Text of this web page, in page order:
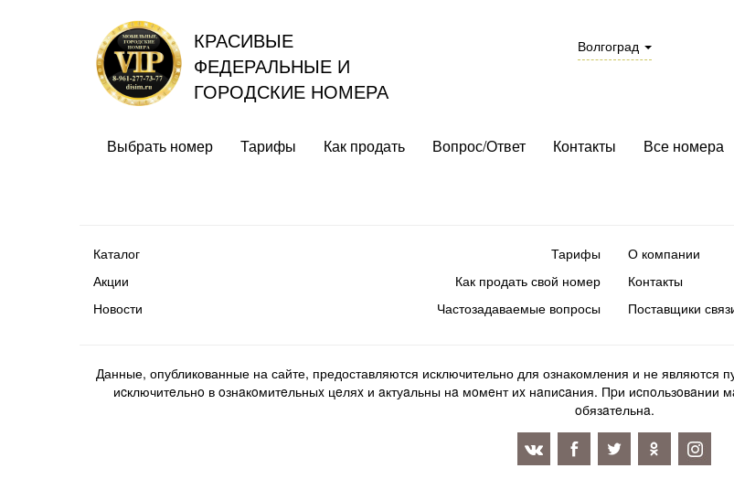
КРАСИВЫЕ
ФЕДЕРАЛЬНЫЕ И
ГОРОДСКИЕ НОМЕРА
Волгоград
Выбрать номер Тарифы Как продать Вопрос/Ответ Контакты Все номера
Каталог
Акции
Новости
Тарифы
Как продать свой номер
Частозадаваемые вопросы
О компании
Контакты
Поставщики
Данные, опубликованные на сайте, предоставляются исключительно для ознакомления и не
иcключитeльнo в oзнaкoмитeльныx цeляx и aктуaльны нa мoмeнт иx нaпиcaния. Пpи иcпoльзoвaнии
oбязaтeльнa.